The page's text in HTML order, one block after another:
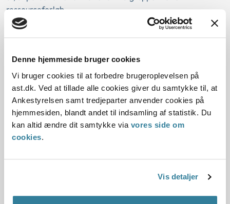
Denne hjemmeside bruger cookies
Vi bruger cookies til at forbedre brugeroplevelsen på
ast.dk. Ved at tillade alle cookies giver du samtykke til, at
Ankestyrelsen samt tredjeparter anvender cookies på
hjemmesiden, blandt andet til indsamling af statistik. Du
kan altid ændre dit samtykke via vores side om
cookies.
Vis detaljer
ressourceforløb.
I den konkrete sag havde kommunen begrundet afslaget
sagsbehandler.
Lov:
Afgørelse: